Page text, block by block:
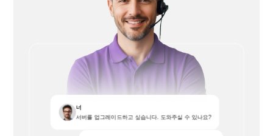
너
서버를 업그레이드하고 싶습니다. 도와주실 수 있나요?